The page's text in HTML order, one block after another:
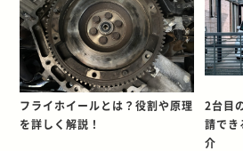
フライホイールとは？役割や原理
を詳しく解説！
2台目
請でき
介